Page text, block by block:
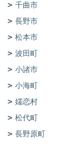
千曲市
長野市
松本市
波田町
小諸市
小海町
嬬恋村
松代町
長野原町